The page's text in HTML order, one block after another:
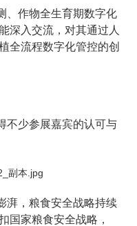
、作物全生育期数字化
深入交流，对其通过人
全流程数字化管控的创
不少参展嘉宾的认可与
湃，粮食安全战略持续
国家粮食安全战略，